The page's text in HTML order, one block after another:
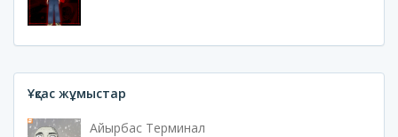
Ұқсас жұмыстар
Айырбас Терминал